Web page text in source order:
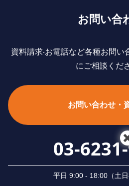
お問い合
資料請求‧お電話など各種お問い
にご相談くだ
お問い合わせ・
03-
平⽇ 9:00 - 18:00（⼟⽇